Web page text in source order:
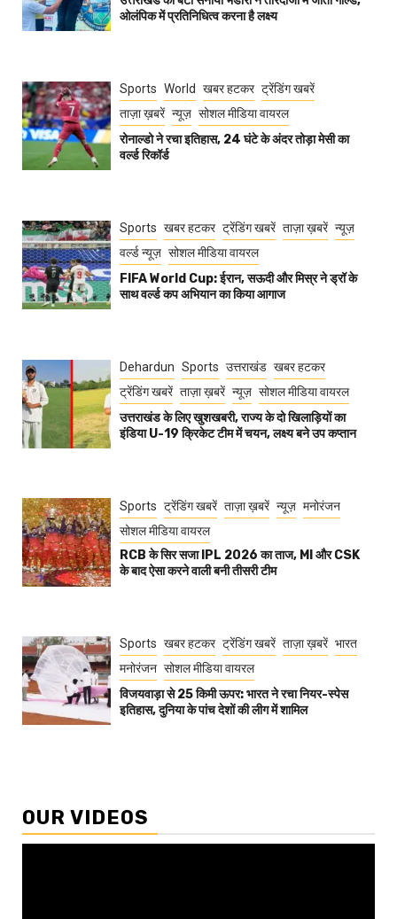
ओलंपिक में प्रतिनिधित्व करना है लक्ष्य
Sports World खबर हटकर ट्रेंडिंग खबरें
ताज़ा ख़बरें न्यूज़ सोशल मीडिया वायरल
रोनाल्डो ने रचा इतिहास, 24 घंटे के अंदर तोड़ा मेसी का
वर्ल्ड रिकॉर्ड
Sports खबर हटकर ट्रेंडिंग खबरें ताज़ा ख़बरें न्यूज़
वर्ल्ड न्यूज़ सोशल मीडिया वायरल
FIFA World Cup: ईरान, सऊदी और मिस्र ने ड्रॉ के
साथ वर्ल्ड कप अभियान का किया आगाज
Dehardun Sports उत्तराखंड खबर हटकर
ट्रेंडिंग खबरें ताज़ा ख़बरें न्यूज़ सोशल मीडिया वायरल
उत्तराखंड के लिए खुशखबरी, राज्य के दो खिलाड़ियों का
इंडिया U-19 क्रिकेट टीम में चयन, लक्ष्य बने उप कप्तान
Sports ट्रेंडिंग खबरें ताज़ा ख़बरें न्यूज़ मनोरंजन
सोशल मीडिया वायरल
RCB के सिर सजा IPL 2026 का ताज, MI और CSK
के बाद ऐसा करने वाली बनी तीसरी टीम
Sports खबर हटकर ट्रेंडिंग खबरें ताज़ा ख़बरें भारत
मनोरंजन सोशल मीडिया वायरल
विजयवाड़ा से 25 किमी ऊपर: भारत ने रचा नियर-स्पेस
इतिहास, दुनिया के पांच देशों की लीग में शामिल
OUR VIDEOS